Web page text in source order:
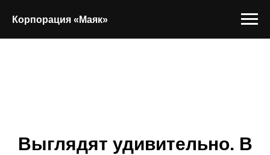
Корпорация «Маяк»
Выглядят удивительно. В